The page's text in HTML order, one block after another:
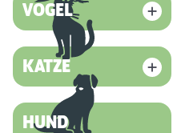
VOGEL
KATZE
HUND